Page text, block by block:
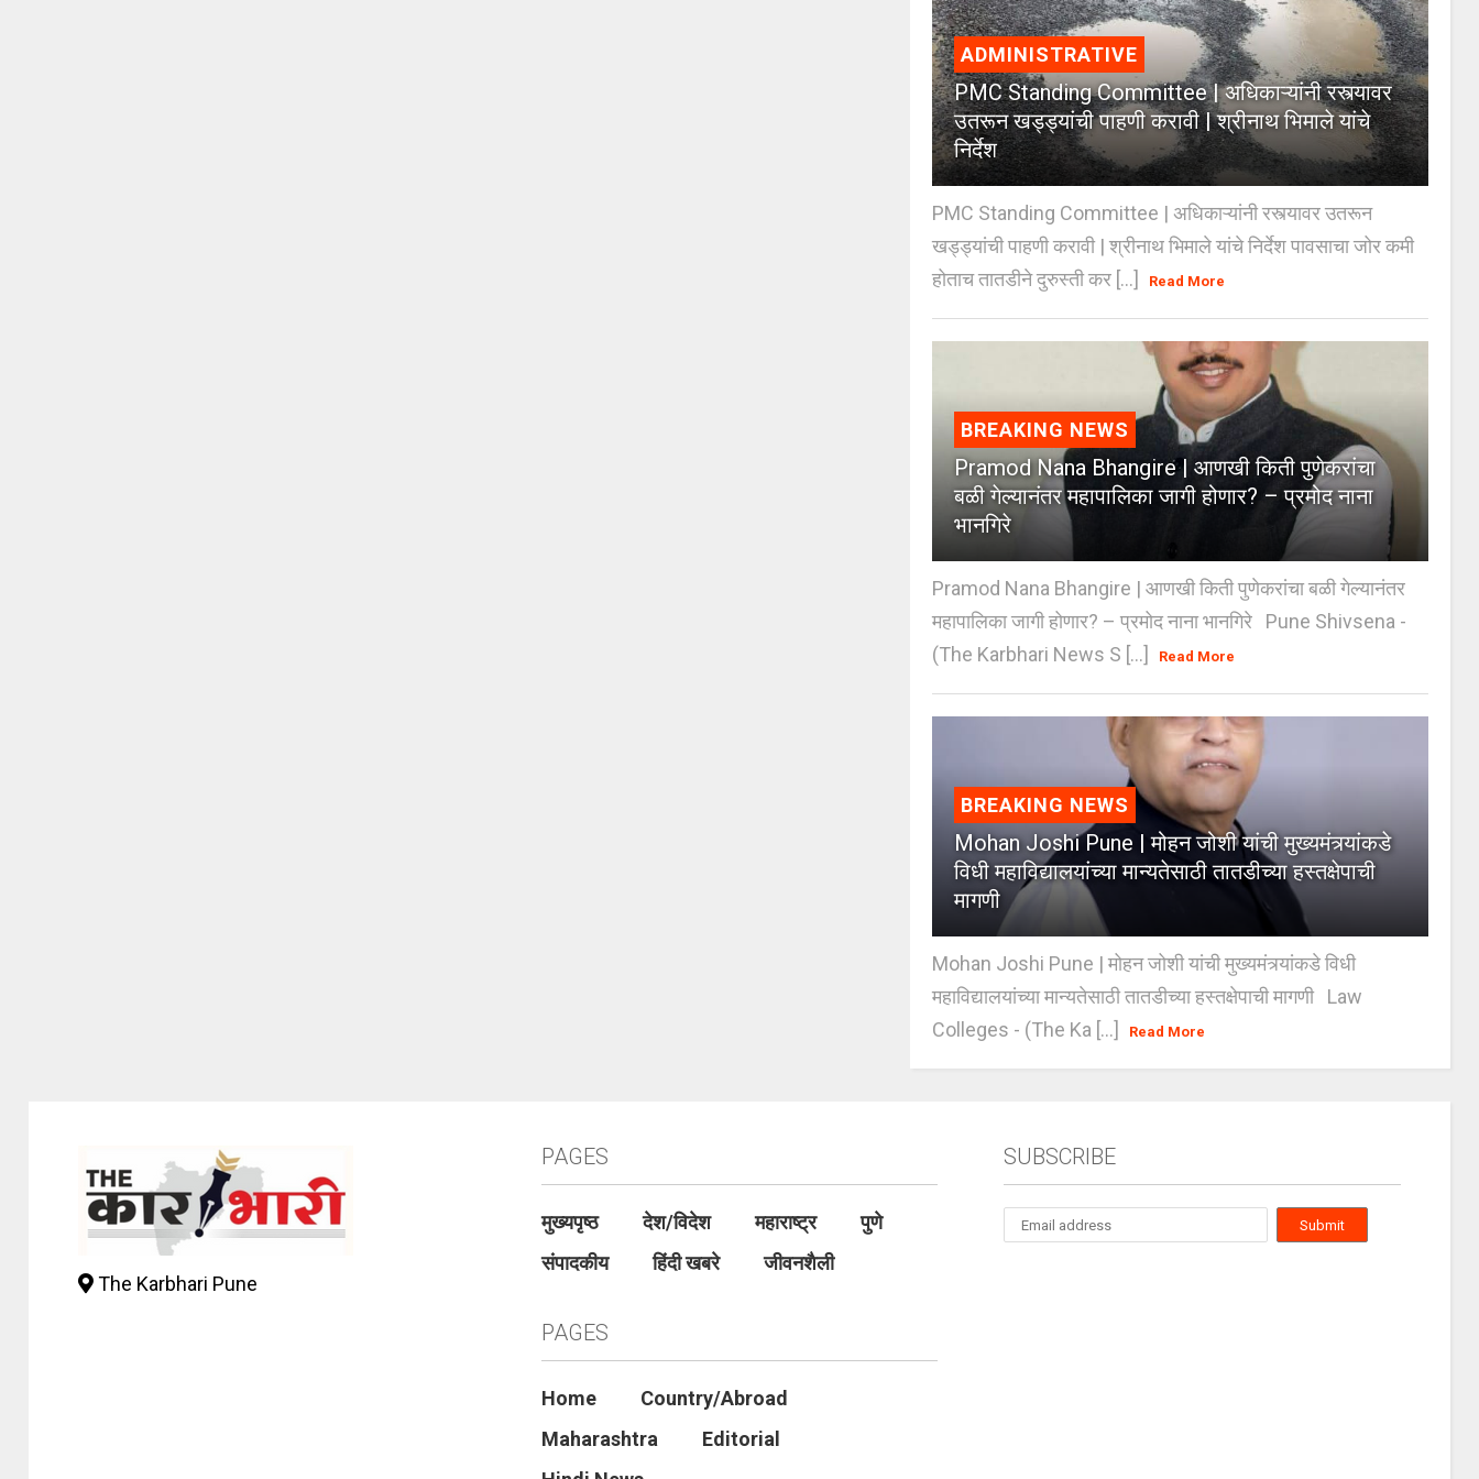
ADMINISTRATIVE
PMC Standing Committee | अधिकाऱ्यांनी रस्त्यावर
उतरून खड्ड्यांची पाहणी करावी | श्रीनाथ भिमाले यांचे
निर्देश
PMC Standing Committee | अधिकाऱ्यांनी रस्त्यावर उतरून
खड्ड्यांची पाहणी करावी | श्रीनाथ भिमाले यांचे निर्देश पावसाचा जोर कमी
होताच तातडीने दुरुस्ती कर [...]
Read More
BREAKING NEWS
Pramod Nana Bhangire | आणखी किती पुणेकरांचा
बळी गेल्यानंतर महापालिका जागी होणार? – प्रमोद नाना
भानगिरे
Pramod Nana Bhangire | आणखी किती पुणेकरांचा बळी गेल्यानंतर
महापालिका जागी होणार? – प्रमोद नाना भानगिरे Pune Shivsena -
(The Karbhari News S [...]
Read More
BREAKING NEWS
Mohan Joshi Pune | मोहन जोशी यांची मुख्यमंत्र्यांकडे
विधी महाविद्यालयांच्या मान्यतेसाठी तातडीच्या हस्तक्षेपाची
मागणी
Mohan Joshi Pune | मोहन जोशी यांची मुख्यमंत्र्यांकडे विधी
महाविद्यालयांच्या मान्यतेसाठी तातडीच्या हस्तक्षेपाची मागणी Law
Colleges - (The Ka [...]
Read More
The Karbhari Pune
PAGES
मुख्यपृष्ठ देश/विदेश महाराष्ट्र
पुणे
संपादकीय
हिंदी खबरे जीवनशैली
PAGES
Home
Country/Abroad
Maharashtra
Editorial
SUBSCRIBE